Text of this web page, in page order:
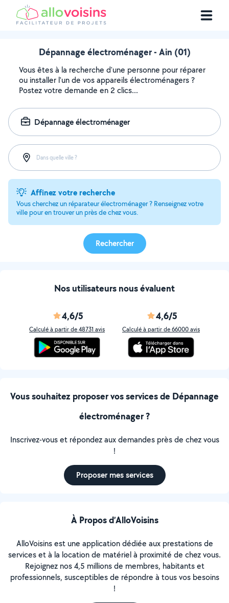
Dépannage électroménager - Ain (01)
Vous êtes à la recherche d'une personne pour réparer
ou installer l'un de vos appareils électroménagers ?
Postez votre demande en 2 clics...
Dépannage électroménager
Dans quelle ville ?
Affinez votre recherche
Vous cherchez un réparateur électroménager ? Renseignez votre
ville pour en trouver un près de chez vous.
Rechercher
Nos utilisateurs nous évaluent
4,6/5
Calculé à partir de 48731 avis
4,6/5
Calculé à partir de 66000 avis
Vous souhaitez proposer vos services de Dépannage
électroménager ?
Inscrivez-vous et répondez aux demandes près de chez vous
!
Proposer mes services
À Propos d’AlloVoisins
AlloVoisins est une application dédiée aux prestations de
services et à la location de matériel à proximité de chez vous.
Rejoignez nos 4,5 millions de membres, habitants et
professionnels, susceptibles de répondre à tous vos besoins
!